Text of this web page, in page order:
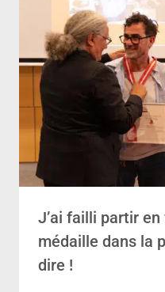
J’ai failli partir
médaille dans la
dire !